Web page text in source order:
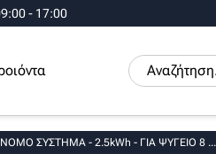
- 17:00
ΣΥΣΤΗΜΑ - 2.5kWh - ΓΙΑ ΨΥΓΕΙΟ 8 ...